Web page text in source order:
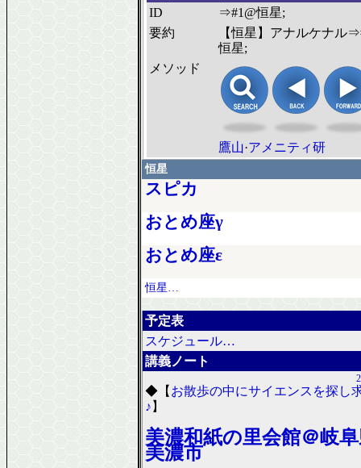
ID
⇒#1@恒星;
要約
【恒星】アナルケナル
恒星;
メソッド
鷹山·アメニティ研
恒星
スピカ
おとめ座γ
おとめ座ε
恒星…
予定表
スケジュール…
講義ノート
◆ 【 お散歩の中にサイエンスを探し
♪ 】
美濃和紙の里会館＠岐
美濃市